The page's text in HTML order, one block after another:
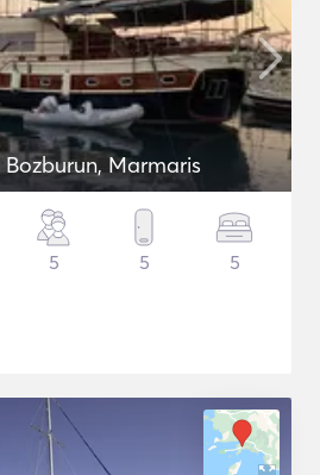
Marmaris
5 5 5